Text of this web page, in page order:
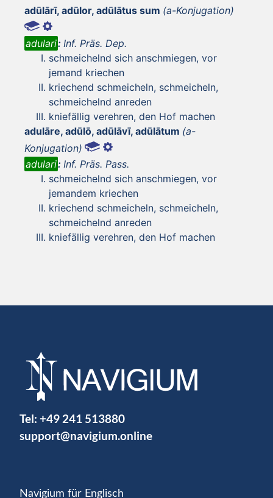
adūlārī, adūlor, adūlātus sum (a-Konjugation)
adulari: Inf. Präs. Dep.
schmeichelnd sich anschmiegen, vor
jemand kriechen
kriechend schmeicheln, schmeicheln,
schmeichelnd anreden
kniefällig verehren, den Hof machen
adulāre, adūlō, adūlāvī, adūlātum (a-
Konjugation)
adulari: Inf. Präs. Pass.
schmeichelnd sich anschmiegen, vor
jemandem kriechen
kriechend schmeicheln, schmeicheln,
schmeichelnd anreden
kniefällig verehren, den Hof machen
Tel: +49 241 513880
support@navigium.online
Navigium für Englisch